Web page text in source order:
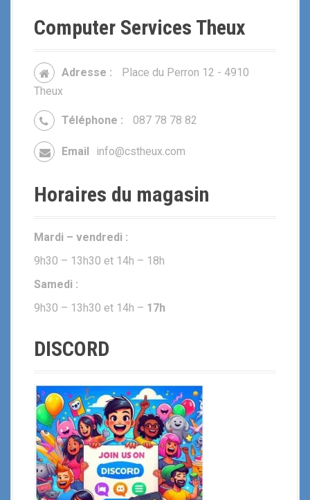
Computer Services Theux
Adresse :
Place du Perron 12 - 4910
Theux
Téléphone : 087 78 78 82
Email info@cstheux.com
Horaires du magasin
Mardi – vendredi :
9h30 – 13h30 et 14h – 18h
Samedi :
9h30 – 13h30 et 14h – 17h
DISCORD